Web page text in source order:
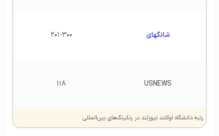
شانگهای ۲۰۱-۳۰۰
USNEWS ۱۱۸
رتبه دانشگاه اوکلند نیوزلند در رنکينگ‌های بين‌المللی